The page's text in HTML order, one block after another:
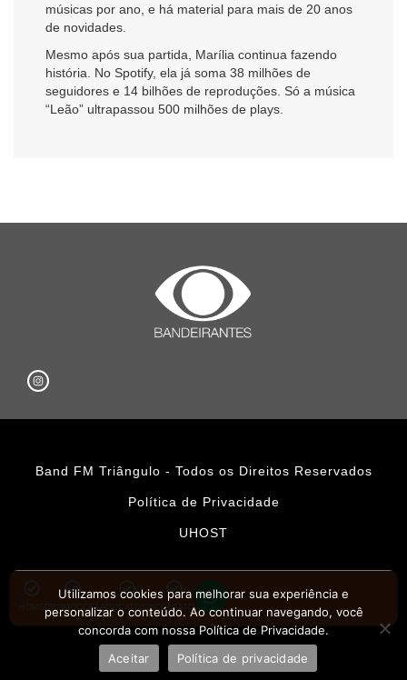
músicas por ano, e há material para mais de 20 anos
de novidades.
Mesmo após sua partida, Marília continua fazendo
história. No Spotify, ela já soma 38 milhões de
seguidores e 14 bilhões de reproduções. Só a música
“Leão” ultrapassou 500 milhões de plays.
Band FM Triângulo - Todos os Direitos Reservados
Política de Privacidade
UHOST
PROMOÇÕESAPLICATIVOS CONTATO
Utilizamos cookies para melhorar sua experiência e
personalizar o conteúdo. Ao continuar navegando, você
concorda com nossa Política de Privacidade.
Aceitar
Política de privacidade